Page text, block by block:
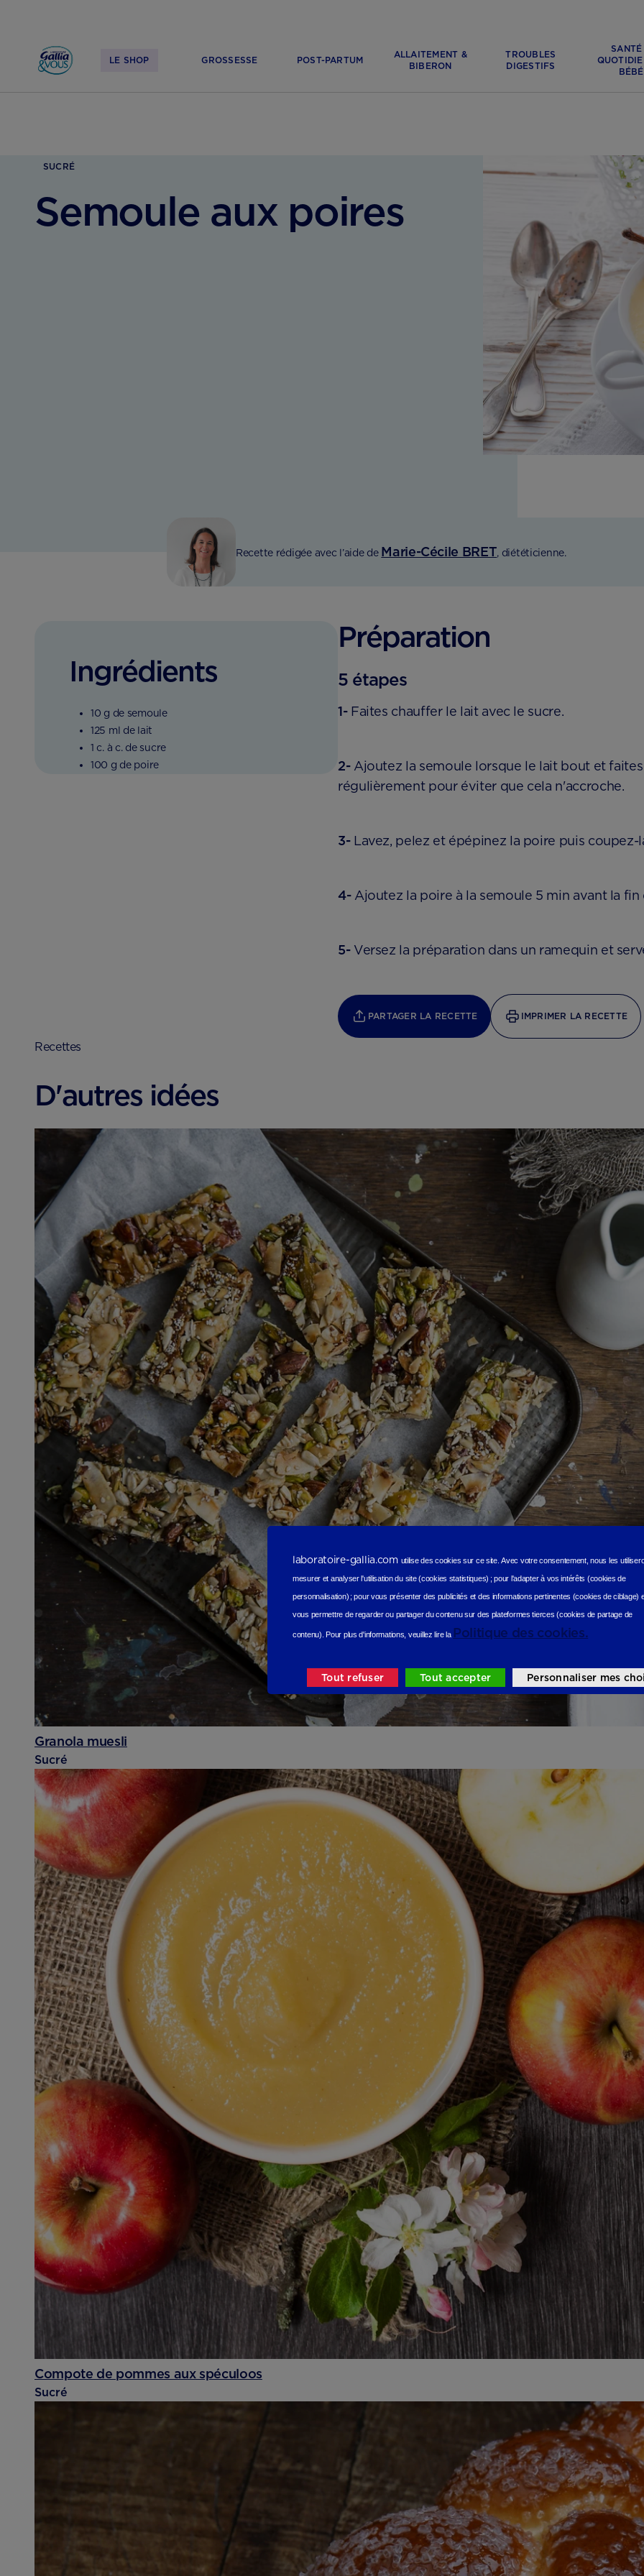
LE SHOP GROSSESSE POST-PARTUM
ALLAITEMENT &
BIBERON
TROUBLES
DIGESTIFS
SANTÉ
BÉBÉ
GROSSESSE
SUCRÉ
Semoule aux poires
Recette rédigée avec l’aide de Marie-Cécile BRET, diététicienne.
Ingrédients
10 g de semoule
125 ml de lait
1 c. à c. de sucre
100 g de poire
Préparation
5 étapes
1-Faites chauffer le lait avec le sucre.
2-Ajoutez la semoule lorsque le lait bout et
régulièrement pour éviter que cela n'accroche.
3- Lavez, pelez et épépinez la poire puis
4-Ajoutez la poire à la semoule 5 min avant la fin
5-Versez la préparation dans un ramequin et
PARTAGER LA RECETTE IMPRIMER LA RECETTE
Recettes
D'autres idées
Granola muesli
Sucré
Compote de pommes aux spéculoos
Sucré
laboratoire-gallia.com utilise des cookies sur ce site.Avec votre consentement, nous les
mesurer et analyser l'utilisation du site (cookies statistiques) ;pour l'adapter à vos intérêts (cookies de
personnalisation) ;pour vous présenter des publicités et des informations pertinentes (cookies de ciblage)
vous permettre de regarder ou partager du contenu sur des plateformes tierces (cookies de partage de
contenu). Pour plus d'informations, veuillez lire la Politique des cookies.
Tout refuser Tout accepter Personnaliser mes